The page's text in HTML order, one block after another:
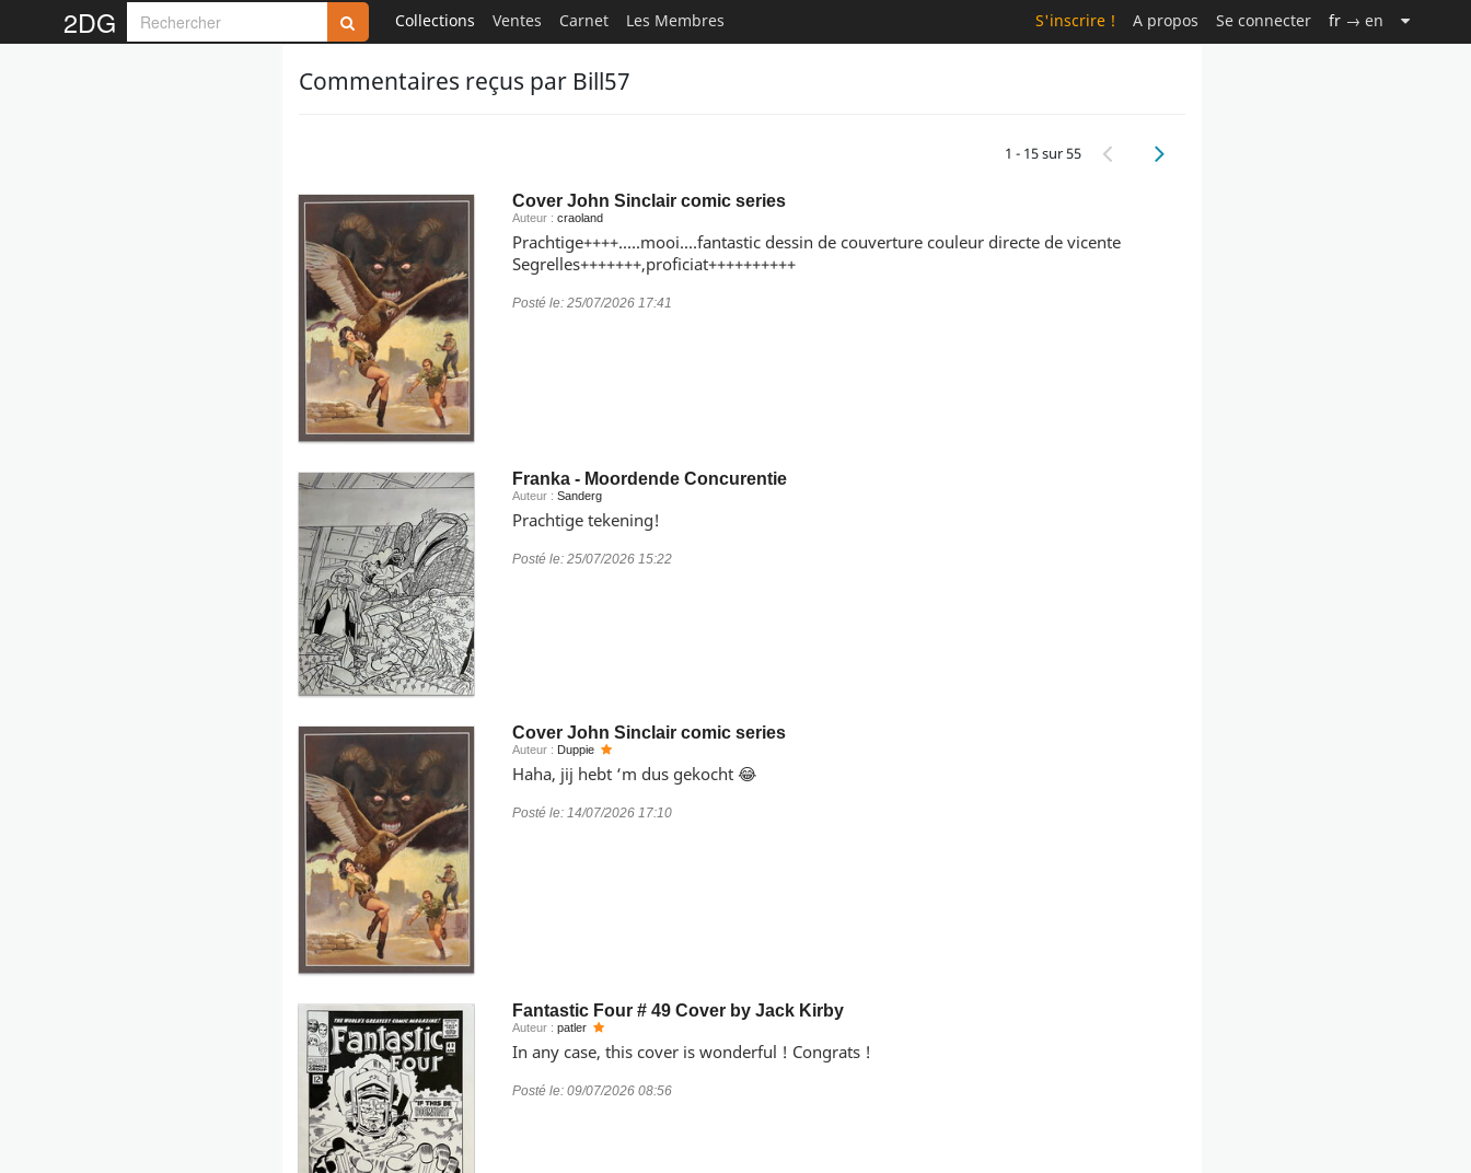
2DG Collections Ventes Carnet Les Membres S'inscrire ! A propos Se connecter fr → en
Commentaires reçus par Bill57
1 - 15 sur 55
Cover John Sinclair comic series
Auteur : craoland
Prachtige++++.....mooi....fantastic dessin de couverture couleur directe de vicente
Segrelles+++++++,proficiat++++++++++
Posté le: 25/07/2026 17:41
Franka - Moordende Concurentie
Auteur : Sanderg
Prachtige tekening!
Posté le: 25/07/2026 15:22
Cover John Sinclair comic series
Auteur : Duppie
Haha, jij hebt ‘m dus gekocht 😂
Posté le: 14/07/2026 17:10
Fantastic Four # 49 Cover by Jack Kirby
Auteur : patler
In any case, this cover is wonderful ! Congrats !
Posté le: 09/07/2026 08:56